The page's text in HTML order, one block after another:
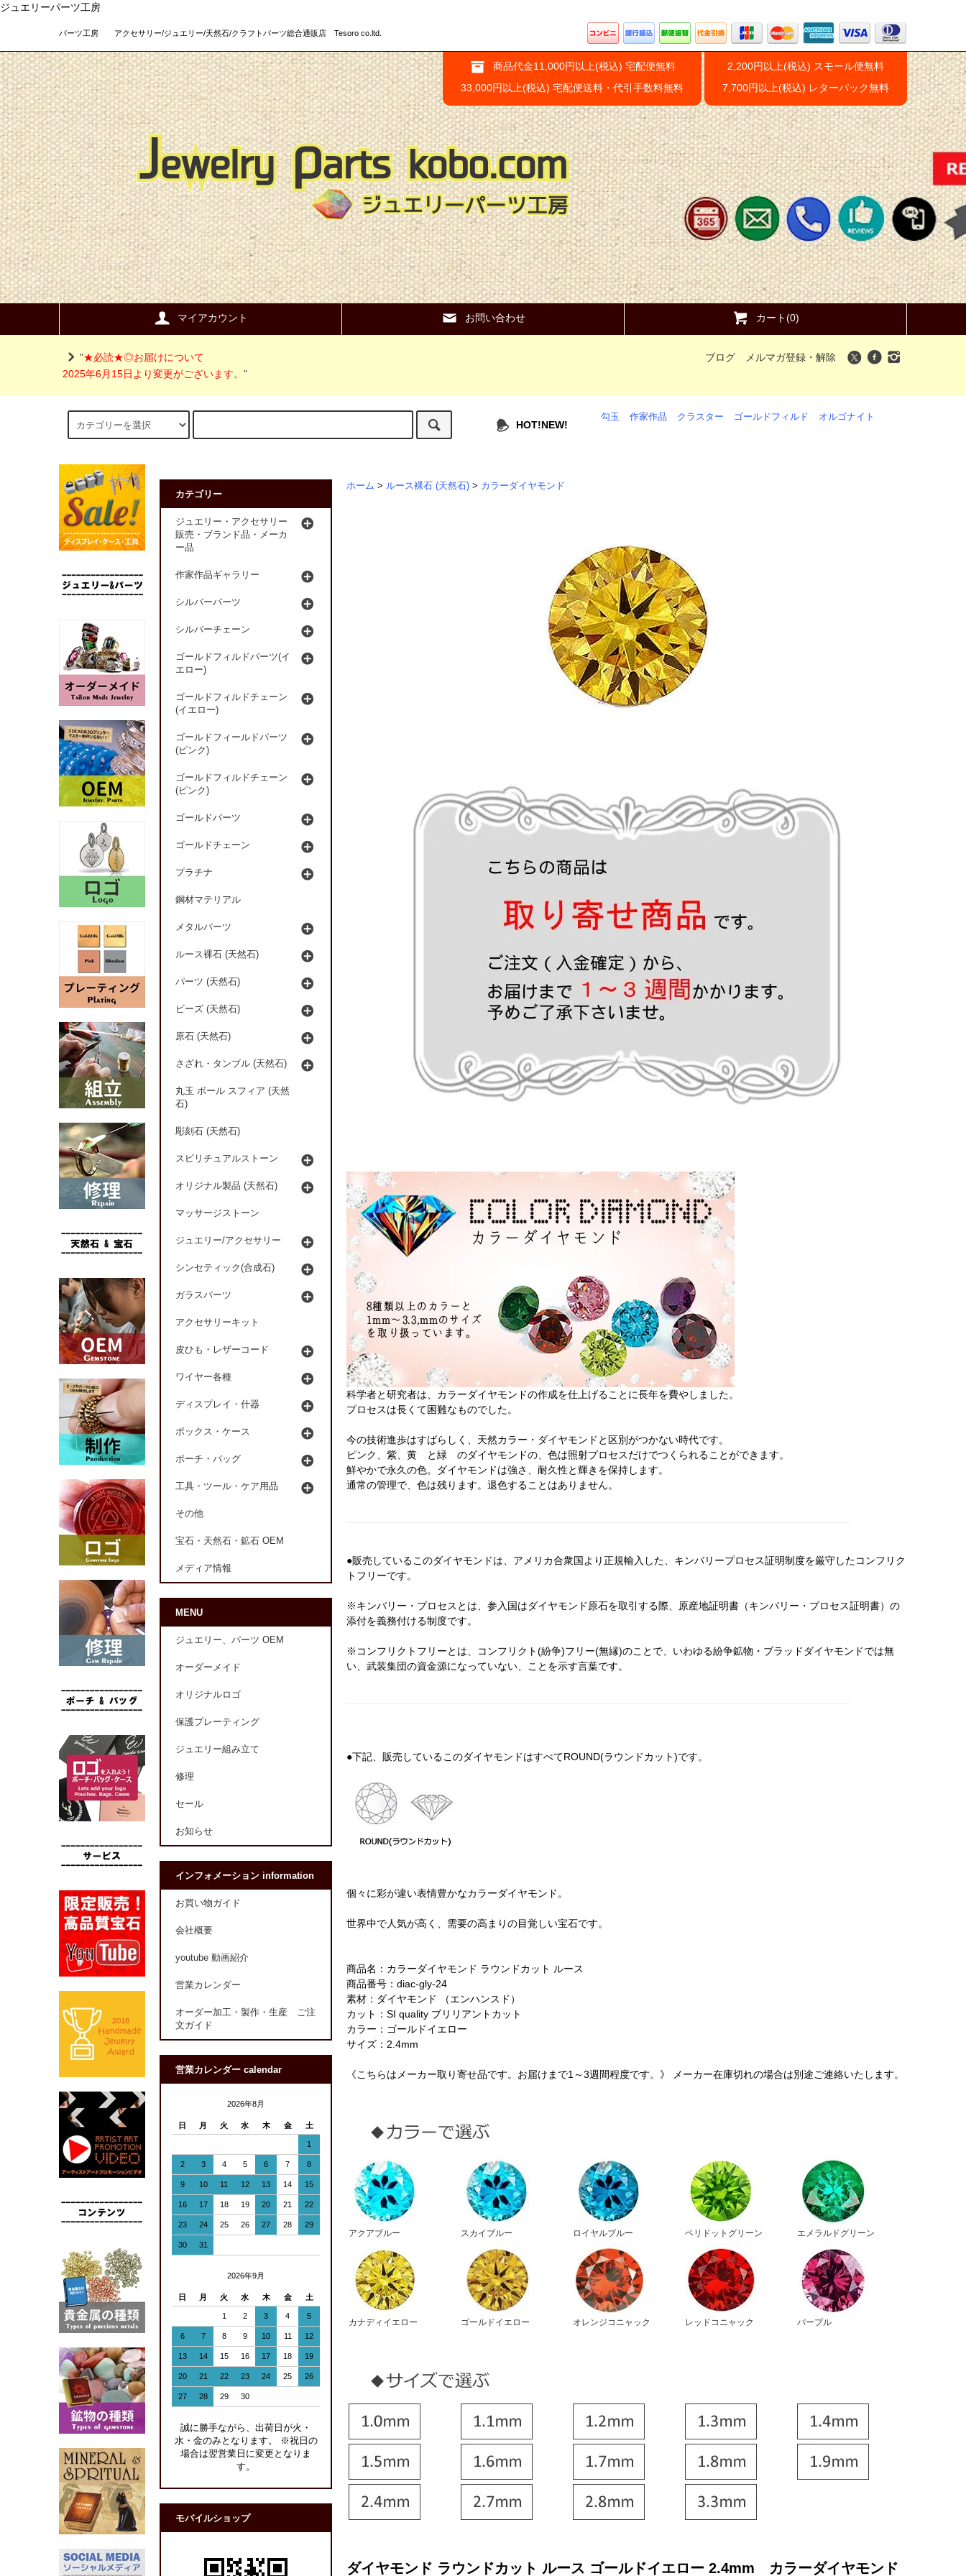
ジュエリーパーツ工房
パーツ工房 アクセサリー/ジュエリー/天然石/クラフトパーツ総合通販店 Tesoro co.ltd.
商品代金11,000円以上(税込) 宅配便無料
33,000円以上(税込) 宅配便送料・代引手数料無料
2,200円以上(税込) スモール便無料
7,700円以上(税込) レターパック無料
マイアカウント お問い合わせ カート(0)
"★必読★◎お届けについて
2025年6月15日より変更がございます。 "
ブログ メルマガ登録・解除
HOT!NEW!
勾玉 作家作品 クラスター ゴールドフィルド オルゴナイト
ホーム > ルース裸石 (天然石) > カラーダイヤモンド
科学者と研究者は、カラーダイヤモンドの作成を仕上げることに長年を費やしました。
プロセスは長くて困難なものでした。
今の技術進歩はすばらしく、天然カラー・ダイヤモンドと区別がつかない時代です。
ピンク、紫、黄 と緑 のダイヤモンドの、色は照射プロセスだけでつくられることができます。
鮮やかで永久の色。ダイヤモンドは強さ、耐久性と輝きを保持します。
通常の管理で、色は残ります。退色することはありません。
●販売しているこのダイヤモンドは、アメリカ合衆国より正規輸入した、キンバリープロセス証明制度を厳守したコンフリク
トフリーです。
※キンバリー・プロセスとは、参入国はダイヤモンド原石を取引する際、原産地証明書（キンバリー・プロセス証明書）の
添付を義務付ける制度です。
※コンフリクトフリーとは、コンフリクト(紛争)フリー(無縁)のことで、いわゆる紛争鉱物・ブラッドダイヤモンドでは無
い、武装集団の資金源になっていない、ことを示す言葉です。
●下記、販売しているこのダイヤモンドはすべてROUND(ラウンドカット)です。
個々に彩が違い表情豊かなカラーダイヤモンド。
世界中で人気が高く、需要の高まりの目覚しい宝石です。
商品名：カラーダイヤモンド ラウンドカット ルース
商品番号：diac-gly-24
素材：ダイヤモンド （エンハンスド）
カット：SI quality ブリリアントカット
カラー：ゴールドイエロー
サイズ：2.4mm
《こちらはメーカー取り寄せ品です。お届けまで1～3週間程度です。》 メーカー在庫切れの場合は別途ご連絡いたします。
アクアブルー スカイブルー ロイヤルブルー ペリドットグリーン エメラルドグリーン
カナディイエロー ゴールドイエロー オレンジコニャック レッドコニャック パープル
ダイヤモンド ラウンドカット ルース ゴールドイエロー 2.4mm カラーダイヤモンド
カテゴリー
ジュエリー・アクセサリー
販売・ブランド品・メーカ
ー品
作家作品ギャラリー
シルバーパーツ
シルバーチェーン
ゴールドフィルドパーツ(イ
エロー)
ゴールドフィルドチェーン
(イエロー)
ゴールドフィールドパーツ
(ピンク)
ゴールドフィルドチェーン
(ピンク)
ゴールドパーツ
ゴールドチェーン
プラチナ
鋼材マテリアル
メタルパーツ
ルース裸石 (天然石)
パーツ (天然石)
ビーズ (天然石)
原石 (天然石)
さざれ・タンブル (天然石)
丸玉 ボール スフィア (天然
石)
彫刻石 (天然石)
スピリチュアルストーン
オリジナル製品 (天然石)
マッサージストーン
ジュエリー/アクセサリー
シンセティック(合成石)
ガラスパーツ
アクセサリーキット
皮ひも・レザーコード
ワイヤー各種
ディスプレイ・什器
ボックス・ケース
ポーチ・バッグ
工具・ツール・ケア用品
その他
宝石・天然石・鉱石 OEM
メディア情報
MENU
ジュエリー、パーツ OEM
オーダーメイド
オリジナルロゴ
保護プレーティング
ジュエリー組み立て
修理
セール
お知らせ
インフォメーション information
お買い物ガイド
会社概要
youtube 動画紹介
営業カレンダー
オーダー加工・製作・生産 ご注
文ガイド
営業カレンダー calendar
2026年8月
日 月 火 水 木 金 土
1
2 3 4 5 6 7 8
9 10 11 12 13 14 15
16 17 18 19 20 21 22
23 24 25 26 27 28 29
30 31
2026年9月
日 月 火 水 木 金 土
1 2 3 4 5
6 7 8 9 10 11 12
13 14 15 16 17 18 19
20 21 22 23 24 25 26
27 28 29 30
誠に勝手ながら、出荷日が火・
水・金のみとなります。 ※祝日の
場合は翌営業日に変更となりま
す。
モバイルショップ